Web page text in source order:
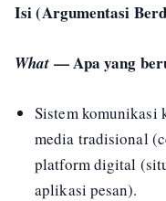
Isi (Argumentasi
What — Apa yang
Sistem komunikasi
media tradisional
platform digital
aplikasi pesan).